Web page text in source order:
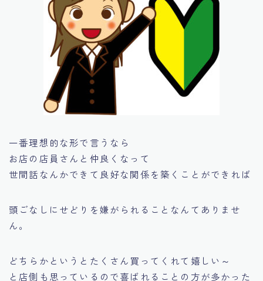
一番理想的な形で言うなら
お店の店員さんと仲良くなって
世間話なんかできて良好な関係を築くことができれば
頭ごなしにせどりを嫌がられることなんてありませ
ん。
どちらかというとたくさん買ってくれて嬉しい～
と店側も思っているので喜ばれることの方が多かった